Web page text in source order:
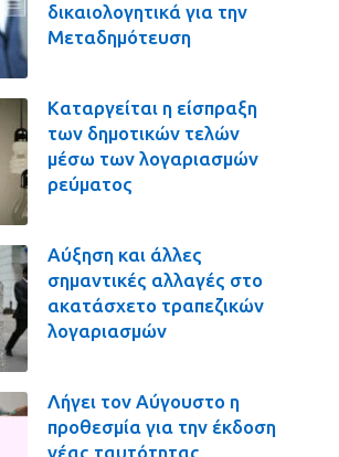
δικαιολογητικά για την
Μεταδημότευση
Καταργείται η είσπραξη
των δημοτικών τελών
μέσω των λογαριασμών
ρεύματος
Αύξηση και άλλες
σημαντικές αλλαγές στο
ακατάσχετο τραπεζικών
λογαριασμών
Λήγει τον Αύγουστο η
προθεσμία για την έκδοση
νέας ταυτότητας